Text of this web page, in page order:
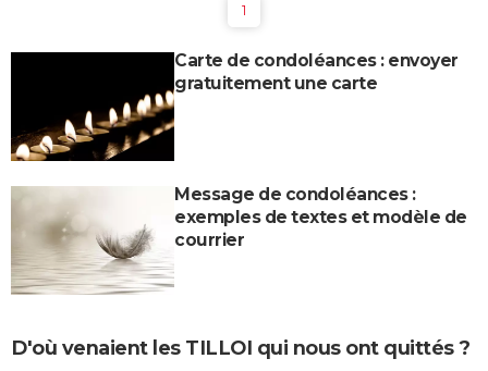
1
Carte de condoléances : envoyer
gratuitement une carte
Message de condoléances :
exemples de textes et modèle de
courrier
D'où venaient les TILLOI qui nous ont quittés ?